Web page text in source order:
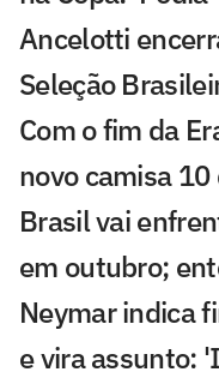
Ancelotti
Seleção
Com o fim da
novo camisa
Brasil vai
em outubro;
Neymar indica
e vira assunto: